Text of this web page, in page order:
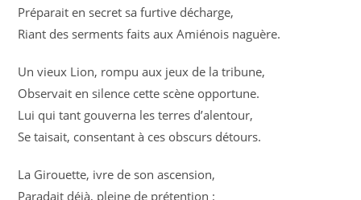
Préparait en secret sa furtive décharge,
Riant des serments faits aux Amiénois naguère.
Un vieux Lion, rompu aux jeux de la tribune,
Observait en silence cette scène opportune.
Lui qui tant gouverna les terres d’alentour,
Se taisait, consentant à ces obscurs détours.
La Girouette, ivre de son ascension,
Paradait déjà, pleine de prétention :